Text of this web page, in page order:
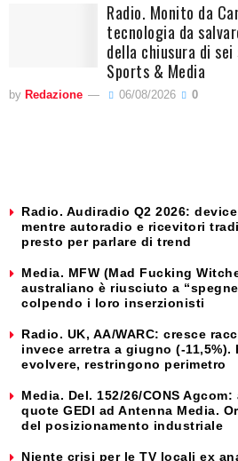
Radio. Monito da
tecnologia da
della chiusura di
Sports & Media
by Redazione 06/08/2026 0
Radio. Audiradio Q2 2026:
mentre autoradio e ricevitori
presto per parlare di trend
Media. MFW (Mad Fucking
australiano è riusciuto a
colpendo i loro inserzionisti
Radio. UK, AA/WARC: cresce
invece arretra a giugno (-11,5%).
evolvere, restringono perimetro
Media. Del. 152/26/CONS
quote GEDI ad Antenna Media.
del posizionamento industriale
Niente crisi per le TV locali ex